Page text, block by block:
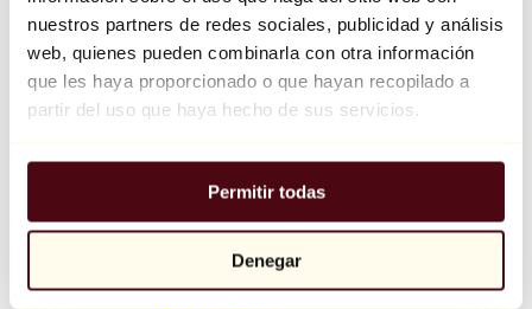
nuestros partners de redes sociales, publicidad y análisis
web, quienes pueden combinarla con otra información
que les haya proporcionado o que hayan recopilado a
partir del uso que haya hecho de sus servicios.
Permitir todas
Denegar
Balloon Dog (Orange)
Jeff Koons
10.000 €
Explorar
Todos los escultores
Todos los fotógrafos